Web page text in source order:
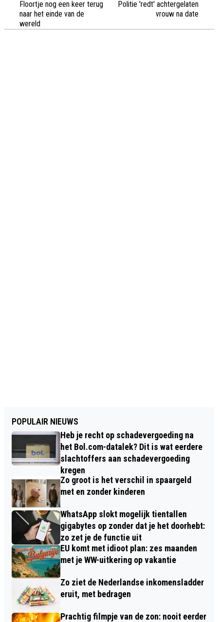
Floortje nog een keer terug
naar het einde van de
wereld
Politie 'redt' achtergelaten
vrouw na date
POPULAIR NIEUWS
Heb je recht op schadevergoeding na
het Bol.com-datalek? Dit is wat eerdere
slachtoffers aan schadevergoeding
kregen
Zo groot is het verschil in spaargeld
met en zonder kinderen
WhatsApp slokt mogelijk tientallen
gigabytes op zonder dat je het doorhebt:
zo zet je de functie uit
EU komt met idioot plan: zes maanden
met je WW-uitkering op vakantie
Zo ziet de Nederlandse inkomensladder
eruit, met bedragen
Prachtig filmpje van de zon: nooit eerder